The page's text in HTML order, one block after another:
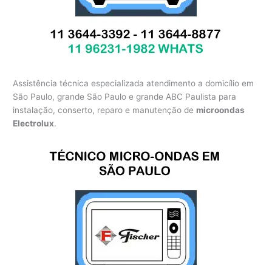
Assistência técnica especializada atendimento a domicílio em
São Paulo, grande São Paulo e grande ABC Paulista para
instalação, conserto, reparo e manutenção de microondas
Electrolux.